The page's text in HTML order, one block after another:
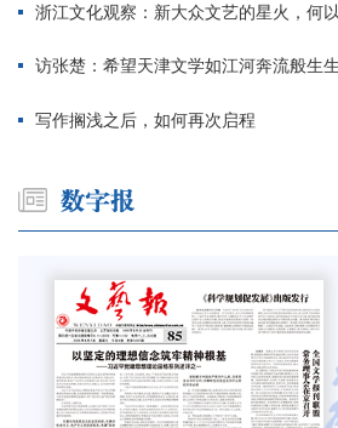
浙江文化观察：新大众文艺的星火，何
访张楚：希望天津文学如江河奔流般生
写作搁浅之后，如何再次启程